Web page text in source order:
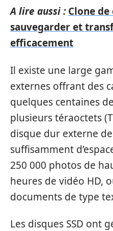
A lire aussi : Clone
sauvegarder et
efficacement
Il existe une large
externes offrant des
quelques centaines
plusieurs téraoctets
disque dur externe
suffisamment
250 000 photos de
heures de vidéo HD,
documents de type
Les disques SSD ont